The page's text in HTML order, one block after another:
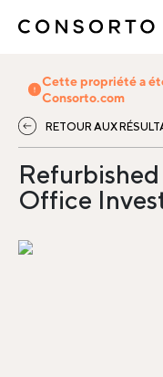
Cette propriété a
Consorto.com
RETOUR AUX
Office